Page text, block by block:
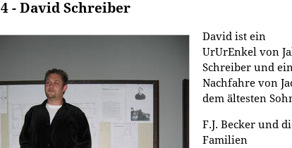
- David Schreiber
David ist ein
UrUrEnkel von
Schreiber und
Nachfahre von
dem ältesten
F.J. Becker und
Familien